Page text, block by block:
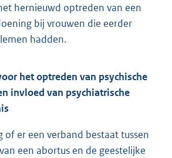
hernieuwd optreden van een
bij vrouwen die eerder
hadden.
het optreden van psychische
invloed van psychiatrische
of er een verband bestaat tussen
een abortus en de geestelijke